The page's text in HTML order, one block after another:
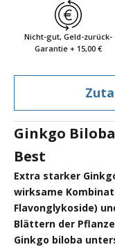
Nicht-gut, Geld-zurück-
Garantie + 15,00 €
Ginkgo
Best
Extra starker
wirksame
Flavonglykoside)
Blättern der
Ginkgo biloba